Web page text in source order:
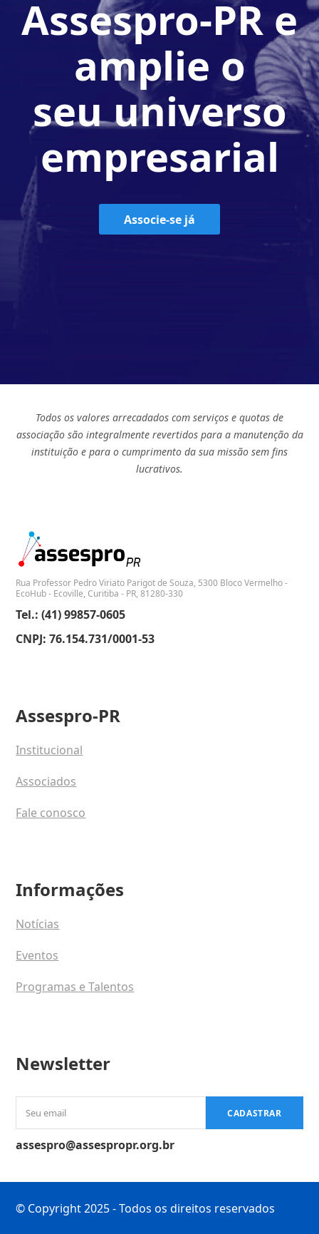
Assespro-PR e
amplie o
seu universo
empresarial
Associe-se já
Todos os valores arrecadados com serviços e quotas de
associação são integralmente revertidos para a manutenção da
instituição e para o cumprimento da sua missão sem fins
lucrativos.
Rua Professor Pedro Viriato Parigot de Souza, 5300 Bloco Vermelho -
EcoHub - Ecoville, Curitiba - PR, 81280-330
Tel.: (41) 99857-0605
CNPJ: 76.154.731/0001-53
Assespro-PR
Institucional
Associados
Fale conosco
Informações
Notícias
Eventos
Programas e Talentos
Newsletter
email
CADASTRAR
assespro@assespropr.org.br
© Copyright 2025 - Todos os direitos reservados